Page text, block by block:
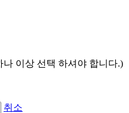
이상 선택 하셔야 합니다.)
취소